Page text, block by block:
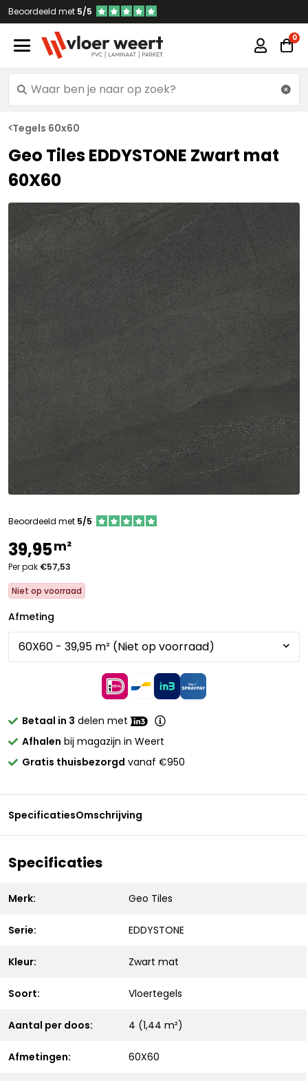
Beoordeeld met 5/5
Tegels 60x60
Geo Tiles EDDYSTONE Zwart mat
60X60
Beoordeeld met 5/5
39,95m²
Per pak €57,53
Niet op voorraad
Afmeting
Betaal in 3 delen met
Afhalen bij magazijn in Weert
Gratis thuisbezorgd vanaf €950
SpecificatiesOmschrijving
Specificaties
Merk: Geo Tiles
Serie: EDDYSTONE
Kleur: Zwart mat
Soort: Vloertegels
Aantal per doos: 4 (1,44 m²)
Afmetingen: 60X60